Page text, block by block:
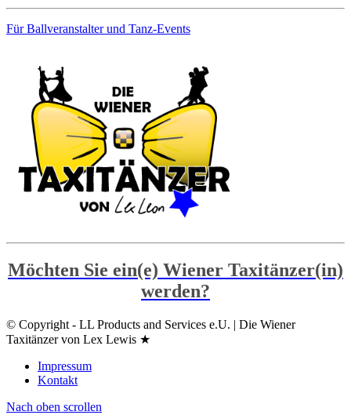
Für Ballveranstalter und Tanz-Events
Möchten Sie ein(e) Wiener Taxitänzer(in)
werden?
© Copyright - LL Products and Services e.U. | Die Wiener
Taxitänzer von Lex Lewis ★
Impressum
Kontakt
Nach oben scrollen